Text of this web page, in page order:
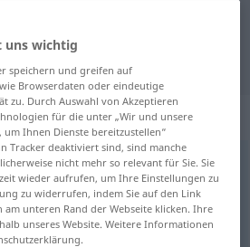
Übersetzung
anklicken/antippen)
uns wichtig
speichern und greifen auf
Browserdaten oder eindeutige
zu. Durch Auswahl von Akzeptieren
für die unter „Wir und unsere
Ihnen Dienste bereitzustellen“
Tracker deaktiviert sind, sind manche
nicht mehr so relevant für Sie. Sie
wieder aufrufen, um Ihre Einstellungen zu
zu widerrufen, indem Sie auf den Link
am unteren Rand der Webseite klicken. Ihre
unseres Website. Weitere Informationen